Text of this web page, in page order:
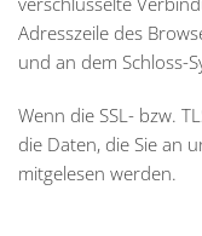
Adresszeile des
und an dem Schloss-
Wenn die SSL- bzw.
die Daten, die Sie an
mitgelesen werden.